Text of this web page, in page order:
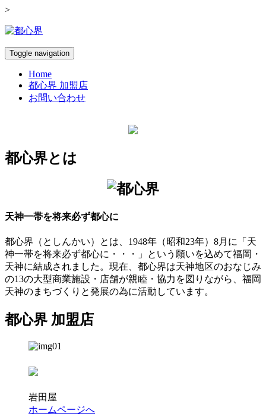
>
Toggle navigation
Home
都心界 加盟店
お問い合わせ
都心界とは
天神一帯を将来必ず都心に
都心界（としんかい）とは、1948年（昭和23年）8月に「天
神一帯を将来必ず都心に・・・」という願いを込めて福岡・
天神に結成されました。現在、都心界は天神地区のおなじみ
の13の大型商業施設・店舗が親睦・協力を図りながら、福岡
天神のまちづくりと発展の為に活動しています。
都心界 加盟店
岩田屋
ホームページへ